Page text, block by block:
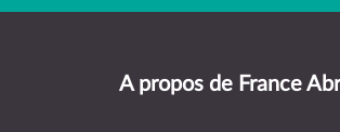
A propos de France